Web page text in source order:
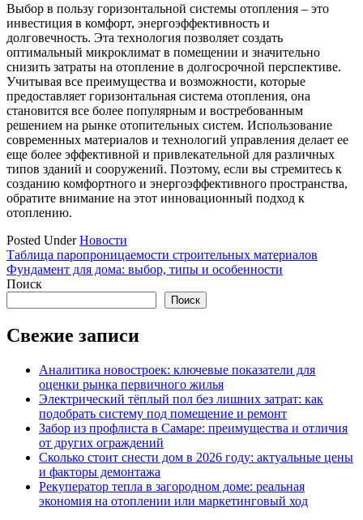
Выбор в пользу горизонтальной системы отопления – это
инвестиция в комфорт, энергоэффективность и
долговечность. Эта технология позволяет создать
оптимальный микроклимат в помещении и значительно
снизить затраты на отопление в долгосрочной перспективе.
Учитывая все преимущества и возможности, которые
предоставляет горизонтальная система отопления, она
становится все более популярным и востребованным
решением на рынке отопительных систем. Использование
современных материалов и технологий управления делает ее
еще более эффективной и привлекательной для различных
типов зданий и сооружений. Поэтому, если вы стремитесь к
созданию комфортного и энергоэффективного пространства,
обратите внимание на этот инновационный подход к
отоплению.
Posted UnderНовости
Навигация
по
Таблица паропроницаемости строительных материалов
Фундамент для дома: выбор, типы и особенности
Поиск
Поиск
Свежие записи
Аналитика новостроек: ключевые показатели для
оценки рынка первичного жилья
Электрический тёплый пол без лишних затрат: как
подобрать систему под помещение и ремонт
Забор из профлиста в Самаре: преимущества и отличия
от других ограждений
Сколько стоит снести дом в 2026 году: актуальные цены
и факторы демонтажа
Рекуператор тепла в загородном доме: реальная
экономия на отоплении или маркетинговый ход